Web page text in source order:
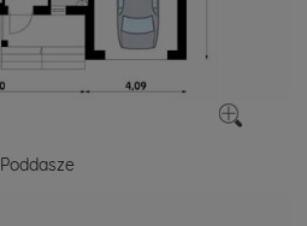
Poddasze